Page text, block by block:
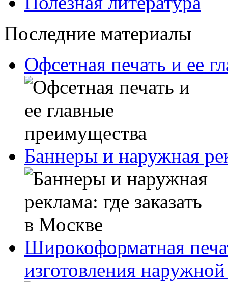
Последние материалы
Офсетная печать и ее
Баннеры и наружная
Широкоформатная
изготовления